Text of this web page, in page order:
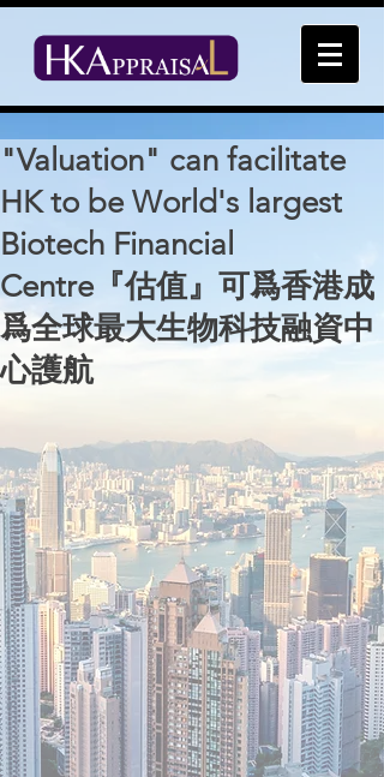
"Valuation" can facilitate
HK to be World's largest
Biotech Financial
Centre『估值』可爲香港成
爲全球最大生物科技融資中
心護航